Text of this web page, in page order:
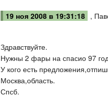
19 ноя 2008 в 19:31:18 ,
Здравствуйте.
Нужны 2 фары на спасио 97
У кого есть
Москва,область.
Спсб.